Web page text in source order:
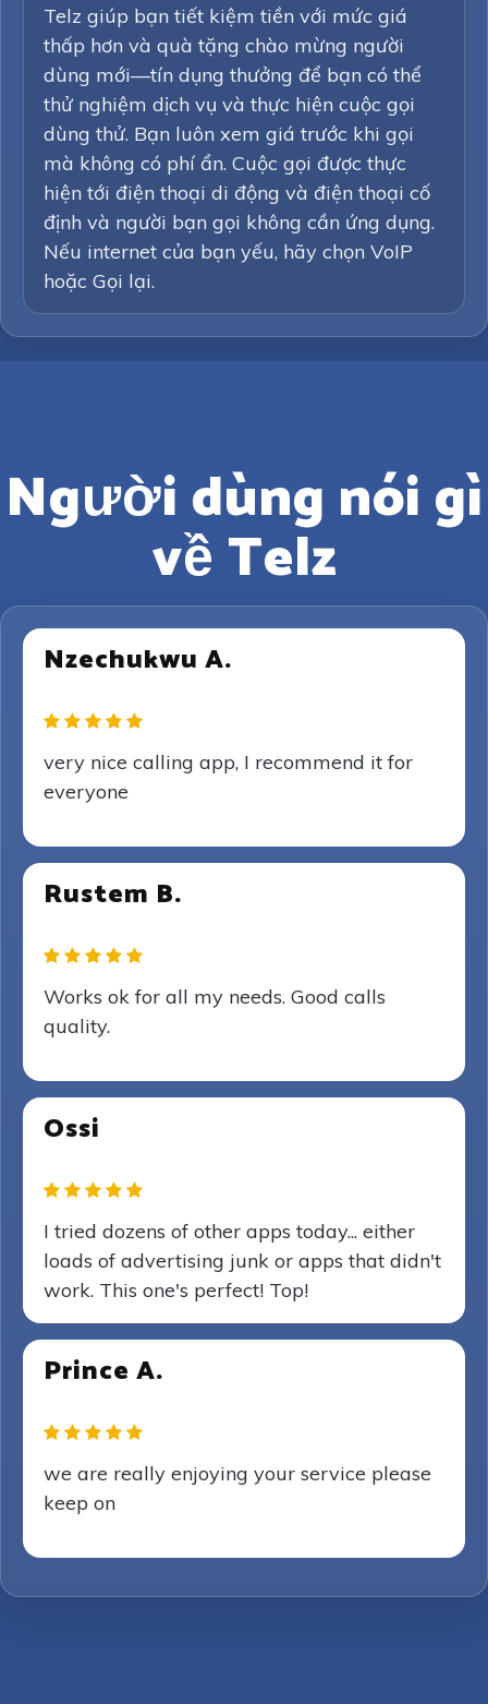
Telz giúp bạn tiết kiệm tiền với mức giá
thấp hơn và quà tặng chào mừng người
dùng mới—tín dụng thưởng để bạn có thể
thử nghiệm dịch vụ và thực hiện cuộc gọi
dùng thử. Bạn luôn xem giá trước khi gọi
mà không có phí ẩn. Cuộc gọi được thực
hiện tới điện thoại di động và điện thoại cố
định và người bạn gọi không cần ứng dụng.
Nếu internet của bạn yếu, hãy chọn VoIP
hoặc Gọi lại.
Người dùng nói gì
về Telz
Nzechukwu A.
very nice calling app, I recommend it for
everyone
Rustem B.
Works ok for all my needs. Good calls
quality.
Ossi
I tried dozens of other apps today... either
loads of advertising junk or apps that didn't
work. This one's perfect! Top!
Prince A.
we are really enjoying your service please
keep on